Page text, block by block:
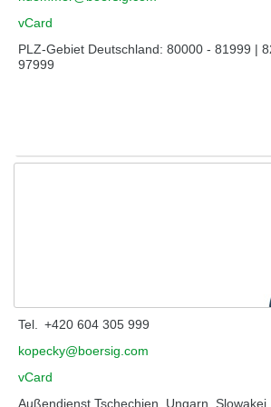
vCard
PLZ-Gebiet Deutschland: 80000 - 81999 |
97999
Tel.
+420 604 305 999
kopecky@boersig.com
vCard
Außendienst Tschechien, Ungarn, Slowakei